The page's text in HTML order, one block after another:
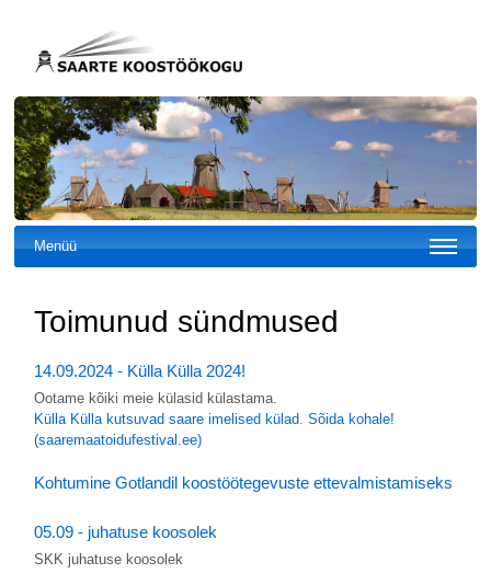
Menüü
Toimunud sündmused
14.09.2024 - Külla Külla 2024!
Ootame kõiki meie külasid külastama.
Külla Külla kutsuvad saare imelised külad. Sõida kohale!
(saaremaatoidufestival.ee)
Kohtumine Gotlandil koostöötegevuste ettevalmistamiseks
05.09 - juhatuse koosolek
SKK juhatuse koosolek